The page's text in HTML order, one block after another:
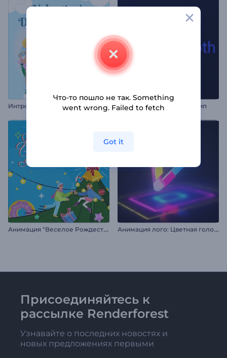
И
нтро "Купидон на День святого Валентина" Блестяще-гладкий логотип
А
нимация "Веселое Рождество" А
нимация лого: Цветная голограмма
Присоединяйтесь к
рассылке Renderforest
Узнавайте о последних новостях и
новых предложениях первыми
Что-то пошло не так. Something
went wrong. Failed to fetch
Got it